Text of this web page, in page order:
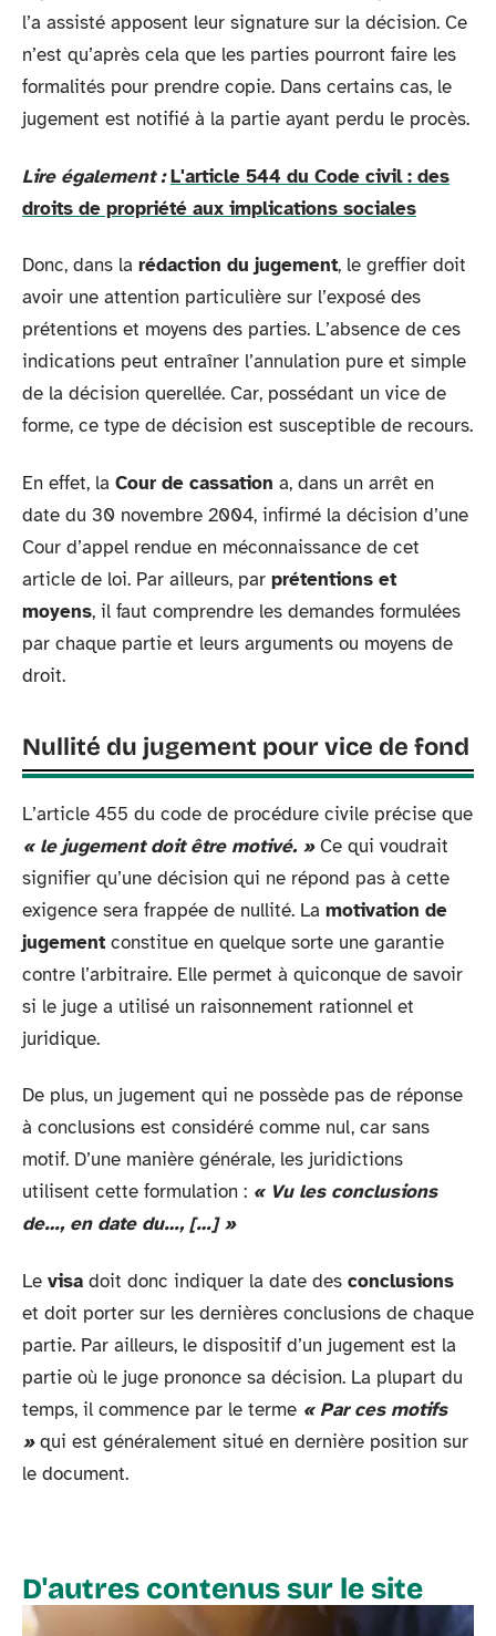
l’a assisté apposent leur signature sur la décision. Ce
n’est qu’après cela que les parties pourront faire les
formalités pour prendre copie. Dans certains cas, le
jugement est notifié à la partie ayant perdu le procès.
Lire également : L'article 544 du Code civil : des
droits de propriété aux implications sociales
Donc, dans la rédaction du jugement, le greffier doit
avoir une attention particulière sur l’exposé des
prétentions et moyens des parties. L’absence de ces
indications peut entraîner l’annulation pure et simple
de la décision querellée. Car, possédant un vice de
forme, ce type de décision est susceptible de recours.
En effet, la Cour de cassation a, dans un arrêt en
date du 30 novembre 2004, infirmé la décision d’une
Cour d’appel rendue en méconnaissance de cet
article de loi. Par ailleurs, par prétentions et
moyens, il faut comprendre les demandes formulées
par chaque partie et leurs arguments ou moyens de
droit.
Nullité du jugement pour vice de fond
L’article 455 du code de procédure civile précise que
« le jugement doit être motivé. »Ce qui voudrait
signifier qu’une décision qui ne répond pas à cette
exigence sera frappée de nullité. La motivation de
jugement constitue en quelque sorte une garantie
contre l’arbitraire. Elle permet à quiconque de savoir
si le juge a utilisé un raisonnement rationnel et
juridique.
De plus, un jugement qui ne possède pas de réponse
à conclusions est considéré comme nul, car sans
motif. D’une manière générale, les juridictions
utilisent cette formulation : « Vu les conclusions
de…, en date du…, […]»
Le visa doit donc indiquer la date des conclusions
et doit porter sur les dernières conclusions de chaque
partie. Par ailleurs, le dispositif d’un jugement est la
partie où le juge prononce sa décision. La plupart du
temps, il commence par le terme « Par ces motifs
»qui est généralement situé en dernière position sur
le document.
D'autres contenus sur le site